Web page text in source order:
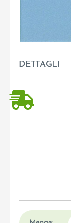
DETTAGLI